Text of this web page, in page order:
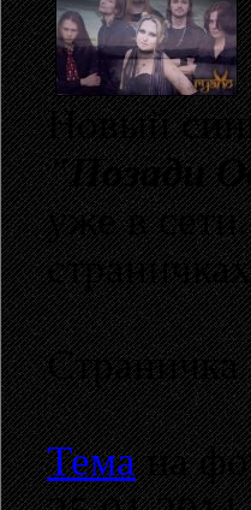
Новый
"Позади
уже в
Темана